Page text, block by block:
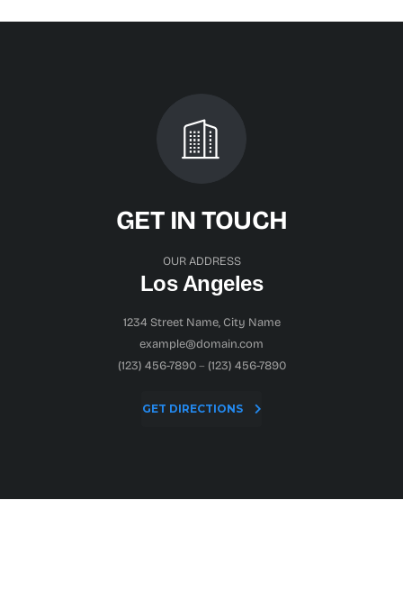
GET IN TOUCH
OUR ADDRESS
Los Angeles
1234 Street Name, City Name
example@domain.com
(123) 456-7890– (123) 456-7890
GET DIRECTIONS